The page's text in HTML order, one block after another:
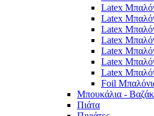
Latex
Latex
Latex
Latex
Latex
Latex
Latex
Foil
Μπουκάλια -
Πιάτα